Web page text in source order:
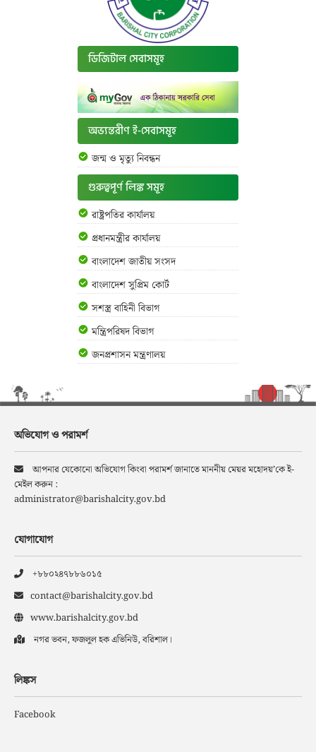
ডিজিটাল সেবাসমূহ
অভ্যন্তরীণ ই-সেবাসমূহ
জন্ম ও মৃত্যু নিবন্ধন
গুরুত্বপূর্ণ লিঙ্ক সমূহ
রাষ্ট্রপতির কার্যালয়
প্রধানমন্ত্রীর কার্যালয়
বাংলাদেশ জাতীয় সংসদ
বাংলাদেশ সুপ্রিম কোর্ট
সশস্ত্র বাহিনী বিভাগ
মন্ত্রিপরিষদ বিভাগ
জনপ্রশাসন মন্ত্রণালয়
অভিযোগ ও পরামর্শ
আপনার যেকোনো অভিযোগ কিংবা পরামর্শ জানাতে মাননীয় মেয়র মহোদয়’কে ই-
মেইল করুন :
administrator@barishalcity.gov.bd
যোগাযোগ
+৮৮০২৪৭৮৮৬০১৫
contact@barishalcity.gov.bd
www.barishalcity.gov.bd
নগর ভবন, ফজলুল হক এভিনিউ, বরিশাল।
লিঙ্কস
Facebook